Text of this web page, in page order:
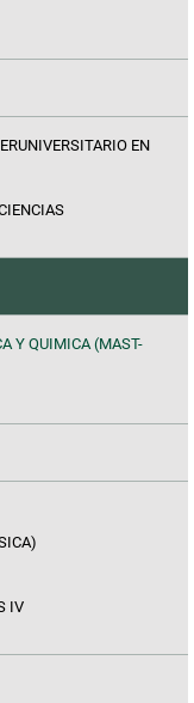
EN
Y QUIMICA (MAST-
IV